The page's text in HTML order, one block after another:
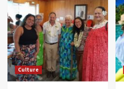
Culture